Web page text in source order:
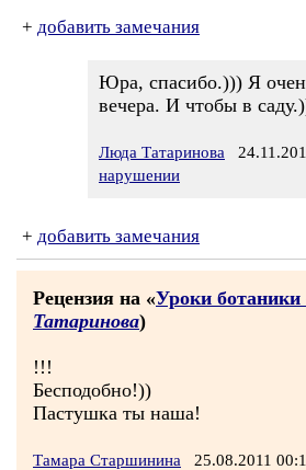
+ добавить замечания
Юра, спасибо.))) Я
вечера. И чтобы в
Люда Татаринова
нарушении
+ добавить замечания
Рецензия на «Уроки ботаники
Татаринова)
!!!
Бесподобно!))
Пастушка ты наша!
Тамара Старшинина 25.08.2011